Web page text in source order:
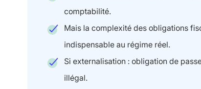
comptabilité.
Mais la complexité des obligations
indispensable au régime réel.
Si externalisation : obligation de
illégal.